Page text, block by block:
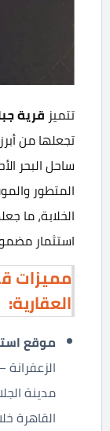
تتميز قرية
تجعلها من
ساحل البحر
المتطور
الخلابة، ما
استثمار
مميزات
العقارية:
موقع
مدينة
القاهرة